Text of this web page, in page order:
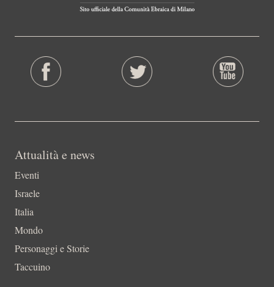
Attualità e news
Eventi
Israele
Italia
Mondo
Personaggi e Storie
Taccuino